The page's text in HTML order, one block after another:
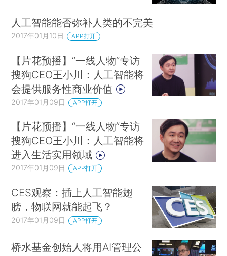
人工智能能否弥补人类的不完美
2017年01月10日 APP打开
【片花预播】“一线人物”专访
搜狗CEO王小川：人工智能将
会提供服务性商业价值
2017年01月09日 APP打开
【片花预播】“一线人物”专访
搜狗CEO王小川：人工智能将
进入生活实用领域
2017年01月09日 APP打开
CES观察：插上人工智能翅
膀，物联网就能起飞？
2017年01月09日 APP打开
桥水基金创始人将用AI管理公